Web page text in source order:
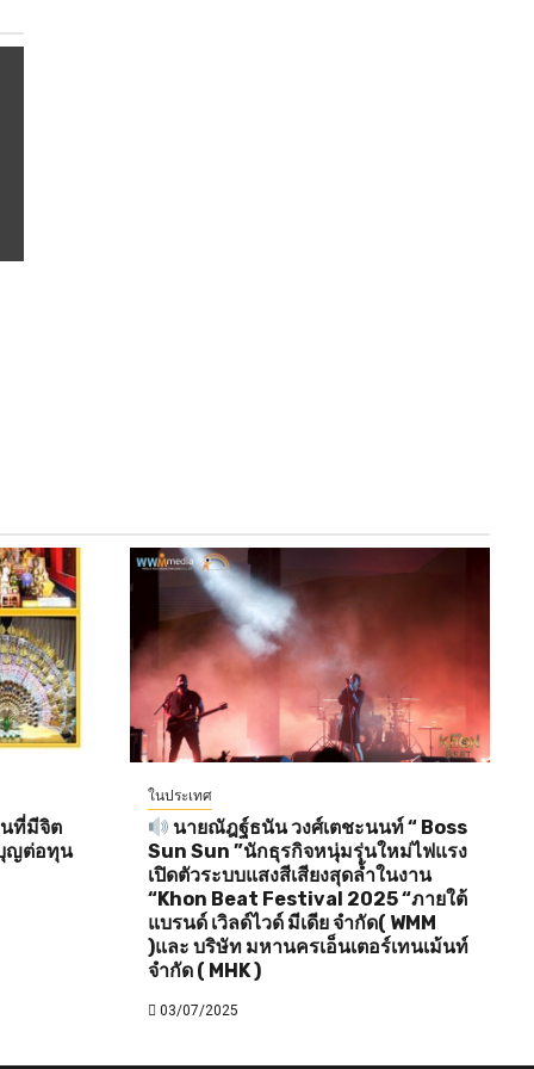
ที่มีจิต
ญต่อทุน
ในประเทศ
นายณัฎฐ์ธนัน วงศ์เตชะนนท์ “ Boss
Sun Sun ”นักธุรกิจหนุ่มรุ่นใหม่ไฟแรง
เปิดตัวระบบแสงสีเสียงสุดล้ำในงาน
“Khon Beat Festival 2025 “ภายใต้
แบรนด์ เวิลด์ไวด์ มีเดีย จำกัด( WMM
)และ บริษัท มหานครเอ็นเตอร์เทนเม้นท์
จำกัด ( MHK )
03/07/2025